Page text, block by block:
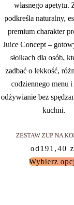
ZESTAW ZUP NA
od 191,40
Wybierz